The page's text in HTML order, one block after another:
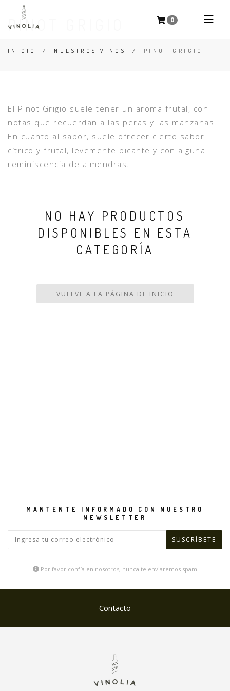
0
PINOT GRIGIO
INICIO / NUESTROS VINOS / PINOT GRIGIO
El Pinot Grigio suele tener un aroma frutal, con
notas que recuerdan a las peras y las manzanas.
En cuanto al sabor, suele ofrecer cierto sabor
cítrico y frutal, levemente picante y con alguna
reminiscencia de almendras.
NO HAY PRODUCTOS
DISPONIBLES EN ESTA
CATEGORÍA
VUELVE A LA PÁGINA DE INICIO
MANTENTE INFORMADO CON NUESTRO
NEWSLETTER
Por favor confía en nosotros, nunca te enviaremos spam
Contacto